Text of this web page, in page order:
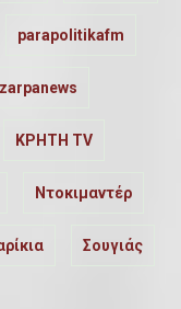
parapolitikafm
zarpanews
ΚΡΗΤΗ TV
Ντοκιμαντέρ
Σουγιάς